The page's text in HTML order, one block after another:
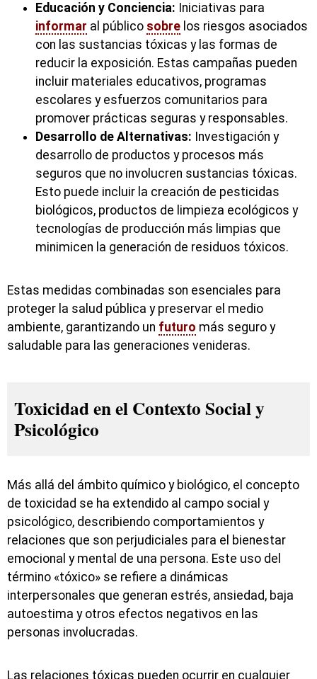
Educación y Conciencia: Iniciativas para
informar al público sobre los riesgos asociados
con las sustancias tóxicas y las formas de
reducir la exposición. Estas campañas pueden
incluir materiales educativos, programas
escolares y esfuerzos comunitarios para
promover prácticas seguras y responsables.
Desarrollo de Alternativas: Investigación y
desarrollo de productos y procesos más
seguros que no involucren sustancias tóxicas.
Esto puede incluir la creación de pesticidas
biológicos, productos de limpieza ecológicos y
tecnologías de producción más limpias que
minimicen la generación de residuos tóxicos.
Estas medidas combinadas son esenciales para
proteger la salud pública y preservar el medio
ambiente, garantizando un futuro más seguro y
saludable para las generaciones venideras.
Toxicidad en el Contexto Social y
Psicológico
Más allá del ámbito químico y biológico, el concepto
de toxicidad se ha extendido al campo social y
psicológico, describiendo comportamientos y
relaciones que son perjudiciales para el bienestar
emocional y mental de una persona. Este uso del
término «tóxico» se refiere a dinámicas
interpersonales que generan estrés, ansiedad, baja
autoestima y otros efectos negativos en las
personas involucradas.
Las relaciones tóxicas pueden ocurrir en cualquier